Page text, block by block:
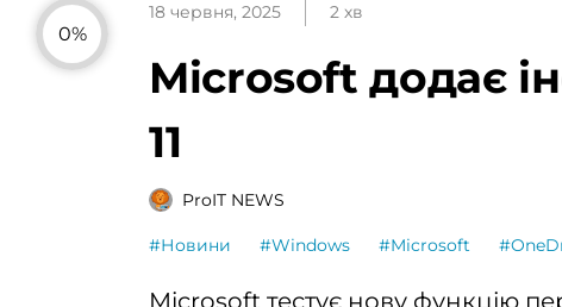
0%
18 червня, 2025 2 хв
Microsoft додає
11
ProIT NEWS
#Новини #Windows #Microsoft
Microsoft тестує нову функцію